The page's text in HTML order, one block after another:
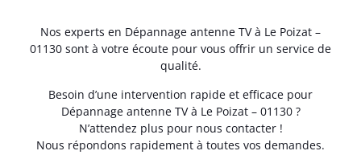
Nos experts en Dépannage antenne TV à Le Poizat –
01130 sont à votre écoute pour vous offrir un service de
qualité.
Besoin d’une intervention rapide et efficace pour
Dépannage antenne TV à Le Poizat – 01130 ?
N’attendez plus pour nous contacter !
Nous répondons rapidement à toutes vos demandes.